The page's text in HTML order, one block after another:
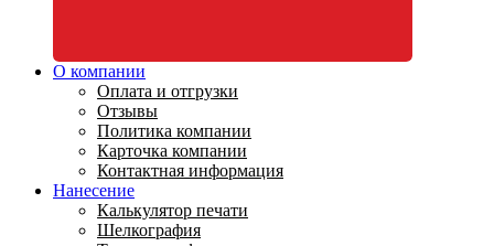
О компании
Оплата и отгрузки
Отзывы
Политика компании
Карточка компании
Контактная информация
Нанесение
Калькулятор печати
Шелкография